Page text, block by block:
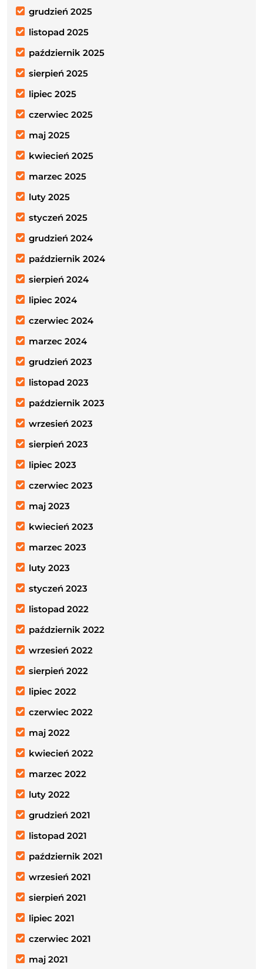
grudzień 2025
listopad 2025
październik 2025
sierpień 2025
lipiec 2025
czerwiec 2025
maj 2025
kwiecień 2025
marzec 2025
luty 2025
styczeń 2025
grudzień 2024
październik 2024
sierpień 2024
lipiec 2024
czerwiec 2024
marzec 2024
grudzień 2023
listopad 2023
październik 2023
wrzesień 2023
sierpień 2023
lipiec 2023
czerwiec 2023
maj 2023
kwiecień 2023
marzec 2023
luty 2023
styczeń 2023
listopad 2022
październik 2022
wrzesień 2022
sierpień 2022
lipiec 2022
czerwiec 2022
maj 2022
kwiecień 2022
marzec 2022
luty 2022
grudzień 2021
listopad 2021
październik 2021
wrzesień 2021
sierpień 2021
lipiec 2021
czerwiec 2021
maj 2021